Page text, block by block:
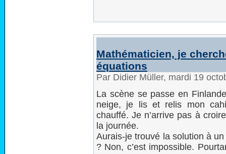
Mathématicien, je
équations
Par Didier Müller, mardi 19
La scène se passe en
neige, je lis et relis mon
chauffé. Je n’arrive pas à
la journée.
Aurais-je trouvé la solution à
? Non, c’est impossible.